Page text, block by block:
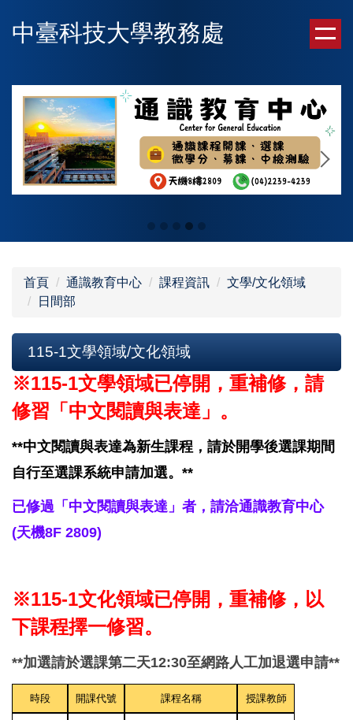
到
內
中臺科技大學教務處
首頁 通識教育中心 課程資訊
文學/文化領域
日間部
115-1文學領域/文化領域
※115-1文學領域已停開，重補修， 請
修習「中文閱讀與表達」。
**中文閱讀與表達為新生課程，請於開學後選課期間
自行至選課系統申請加選。**
已修過「中文閱讀與表達」者，請洽通識教育中心
(天機8F 2809)
※115-1文化領域已停開，重補修，以
下課程擇一修習。
**加選請於選課第二天12:30至網路人工加退選申請**
時段 開課代號 課程名稱 授課教師